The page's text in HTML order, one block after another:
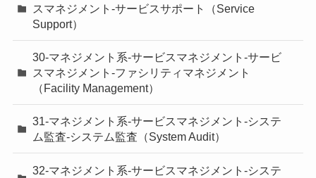
スマネジメント-サービスサポート（Service
Support）
30-マネジメント系-サービスマネジメント-サービ
スマネジメント-ファシリティマネジメント
（Facility Management）
31-マネジメント系-サービスマネジメント-システ
ム監査-システム監査（System Audit）
32-マネジメント系-サービスマネジメント-システ